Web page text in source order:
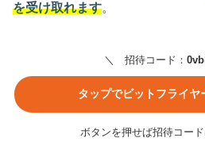
を受け取れます。
＼ 招待コード：
タップでビットフライヤ
ボタンを押せば招待コー